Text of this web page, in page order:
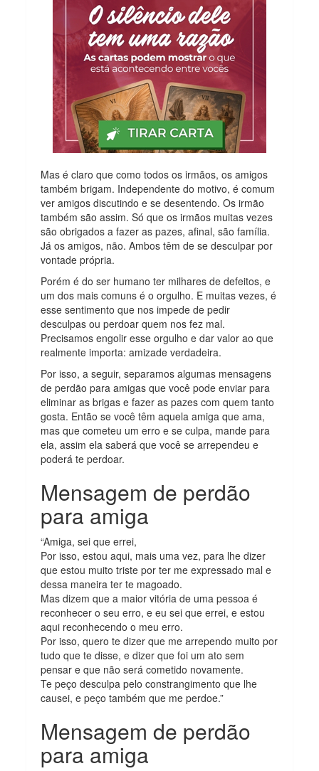
Mas é claro que como todos os irmãos, os amigos
também brigam. Independente do motivo, é comum
ver amigos discutindo e se desentendo. Os irmão
também são assim. Só que os irmãos muitas vezes
são obrigados a fazer as pazes, afinal, são família.
Já os amigos, não. Ambos têm de se desculpar por
vontade própria.
Porém é do ser humano ter milhares de defeitos, e
um dos mais comuns é o orgulho. E muitas vezes, é
esse sentimento que nos impede de pedir
desculpas ou perdoar quem nos fez mal.
Precisamos engolir esse orgulho e dar valor ao que
realmente importa: amizade verdadeira.
Por isso, a seguir, separamos algumas mensagens
de perdão para amigas que você pode enviar para
eliminar as brigas e fazer as pazes com quem tanto
gosta. Então se você têm aquela amiga que ama,
mas que cometeu um erro e se culpa, mande para
ela, assim ela saberá que você se arrependeu e
poderá te perdoar.
Mensagem de perdão
para amiga
“Amiga, sei que errei,
Por isso, estou aqui, mais uma vez, para lhe dizer
que estou muito triste por ter me expressado mal e
dessa maneira ter te magoado.
Mas dizem que a maior vitória de uma pessoa é
reconhecer o seu erro, e eu sei que errei, e estou
aqui reconhecendo o meu erro.
Por isso, quero te dizer que me arrependo muito por
tudo que te disse, e dizer que foi um ato sem
pensar e que não será cometido novamente.
Te peço desculpa pelo constrangimento que lhe
causei, e peço também que me perdoe.”
Mensagem de perdão
para amiga